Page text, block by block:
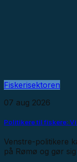
Fiskerisektoren
07 aug 2026
Politikere til fiskere:
Venstre-politikere
på Rømø og gør